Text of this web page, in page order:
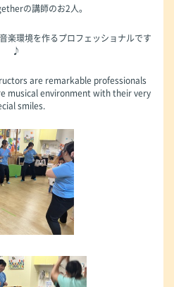
の講師のお2人。
楽環境を作るプロフェッショナルです
♪
are remarkable professionals
musical environment with their very
smiles.